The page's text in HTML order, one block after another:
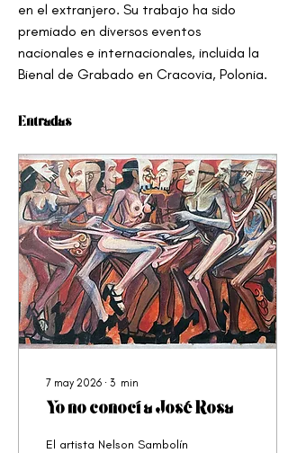
en el extranjero. Su trabajo ha sido
premiado en diversos eventos
nacionales e internacionales, incluida la
Bienal de Grabado en Cracovia, Polonia.
Entradas
7 may 2026 ∙ 3 min
Yo no conocí a José Rosa
El artista Nelson Sambolín